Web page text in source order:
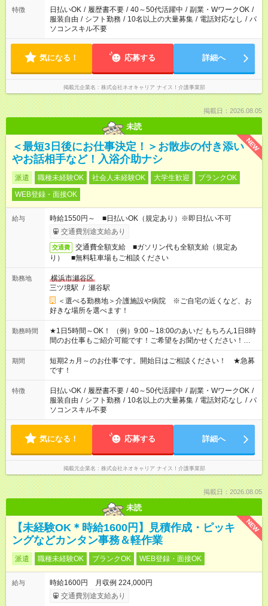
特徴 日払いOK / 履歴書不要 / 40～50代活躍中 / 副業・WワークOK /
服装自由 / シフト勤務 / 10名以上の大量募集 / 電話対応なし / パ
ソコンスキル不要
気になる！ 応募する 詳細へ
掲載元企業名 株式会社ネオキャリア ナイス！介護事業部
掲載日：2026.08.05
未読
NEW
＜最短3日後にお仕事決定！＞お散歩の付き添い
やお話相手など！入浴介助ナシ
派遣 職種未経験OK 社会人未経験OK 大学生歓迎
ブランクOK
WEB登録・面接OK
給与
時給1550円～ ■日払いOK（規定あり）※即日払い不可
交通費別途支給あり
交通費
交通費全額支給 ■ガソリン代も全額支給（規定あ
り） ■無料駐車場もご相談ください
勤務地
横浜市瀬谷区
三ツ境駅 / 瀬谷駅
＜選べる勤務地＞介護施設や病院 ※ご自宅の近くなど、お
好きな場所を選べます！
勤務時間
★1日5時間～OK！ （例）9:00～18:00のあいだ もちろん1日8時
間のお仕事もご紹介可能です！ご希望をお聞かせください！★家
庭の都合でお休みが必要な場合も遠慮なくご相談ください。 ※
週最低15時間以上の勤務が必要です
期間
短期2ヵ月～のお仕事です。開始日はご相談ください！ ★急募
です！
特徴 日払いOK / 履歴書不要 / 40～50代活躍中 / 副業・WワークOK /
服装自由 / シフト勤務 / 10名以上の大量募集 / 電話対応なし / パ
ソコンスキル不要
気になる！ 応募する 詳細へ
掲載元企業名 株式会社ネオキャリア ナイス！介護事業部
掲載日：2026.08.05
未読
NEW
【未経験OK＊時給1600円】見積作成・ピッキ
ングなどカンタン事務＆軽作業
派遣 職種未経験OK ブランクOK WEB登録・面接OK
給与
時給1600円 月収例 224,000円
交通費別途支給あり